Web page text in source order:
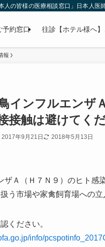
の皆様の医療相談窓口」日本人医
予約窓口 往診【ホテル様へ
報
インフルエンザ
接触は避けてく
2017年9月21日 2018年5月13日
ザＡ（Ｈ７Ｎ９）のヒト感
う市場や家禽飼育場への
ください。
info/